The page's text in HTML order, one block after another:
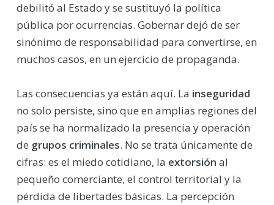
debilitó al Estado y se sustituyó la política
pública por ocurrencias. Gobernar dejó de ser
sinónimo de responsabilidad para convertirse, en
muchos casos, en un ejercicio de propaganda.
Las consecuencias ya están aquí. La inseguridad
no solo persiste, sino que en amplias regiones del
país se ha normalizado la presencia y operación
de grupos criminales. No se trata únicamente de
cifras: es el miedo cotidiano, la extorsión al
pequeño comerciante, el control territorial y la
pérdida de libertades básicas. La percepción